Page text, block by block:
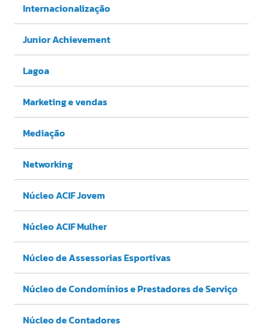
Internacionalização
Junior Achievement
Lagoa
Marketing e vendas
Mediação
Networking
Núcleo ACIF Jovem
Núcleo ACIF Mulher
Núcleo de Assessorias Esportivas
Núcleo de Condomínios e Prestadores de Serviço
Núcleo de Contadores